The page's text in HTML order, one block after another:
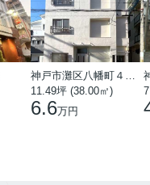
11.49坪 (38.00㎡)
6.6万円